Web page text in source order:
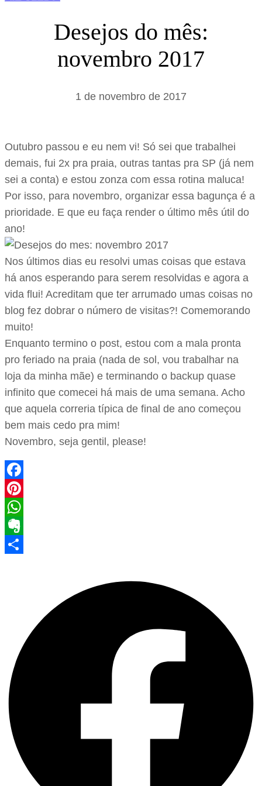
Desejos do mês:
novembro 2017
1 de novembro de 2017
Outubro passou e eu nem vi! Só sei que trabalhei
demais, fui 2x pra praia, outras tantas pra SP (já nem
sei a conta) e estou zonza com essa rotina maluca!
Por isso, para novembro, organizar essa bagunça é a
prioridade. E que eu faça render o último mês útil do
ano!
Nos últimos dias eu resolvi umas coisas que estava
há anos esperando para serem resolvidas e agora a
vida flui! Acreditam que ter arrumado umas coisas no
blog fez dobrar o número de visitas?! Comemorando
muito!
Enquanto termino o post, estou com a mala pronta
pro feriado na praia (nada de sol, vou trabalhar na
loja da minha mãe) e terminando o backup quase
infinito que comecei há mais de uma semana. Acho
que aquela correria típica de final de ano começou
bem mais cedo pra mim!
Novembro, seja gentil, please!
Facebook
Pinterest
WhatsApp
Evernote